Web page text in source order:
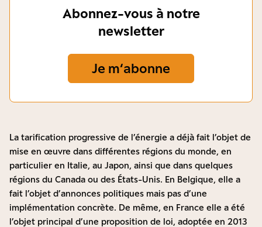
Abonnez-vous à notre
newsletter
Je m‘abonne
La tarification progressive de l’énergie a déjà fait l’objet de
mise en œuvre dans différentes régions du monde, en
particulier en Italie, au Japon, ainsi que dans quelques
régions du Canada ou des États-Unis. En Belgique, elle a
fait l’objet d’annonces politiques mais pas d’une
implémentation concrète. De même, en France elle a été
l’objet principal d’une proposition de loi, adoptée en 2013